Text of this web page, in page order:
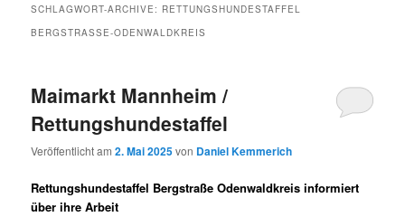
SCHLAGWORT-ARCHIVE: RETTUNGSHUNDESTAFFEL
BERGSTRASSE-ODENWALDKREIS
Maimarkt Mannheim /
Rettungshundestaffel
Veröffentlicht am2. Mai 2025von Daniel Kemmerich
Rettungshundestaffel Bergstraße Odenwaldkreis informiert
über ihre Arbeit